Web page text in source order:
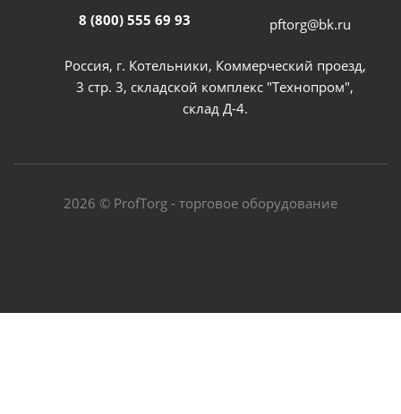
8 (800) 555 69 93 pftorg@bk.ru
Россия, г. Котельники, Коммерческий проезд,
3 стр. 3, складской комплекс "Технопром",
склад Д-4.
2026 © ProfTorg - торговое оборудование